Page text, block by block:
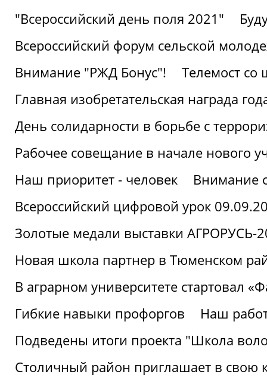
"Всероссийский день поля 2021"
Всероссийский форум сельской
Внимание "РЖД Бонус"!
Телемост
Главная изобретательская награда
День солидарности в борьбе с
Рабочее совещание в начале нового
Наш приоритет - человек
Внимание
Всероссийский цифровой урок
Золотые медали выставки АГРОРУСЬ-
Новая школа партнер в Тюменском
В аграрном университете стартовал
Гибкие навыки профоргов
Наш
Подведены итоги проекта "Школа
Столичный район приглашает в свою